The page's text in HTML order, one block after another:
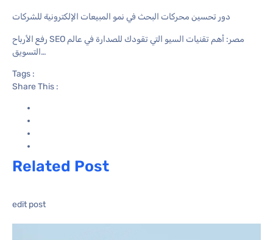
دور تحسين محركات البحث في نمو المبيعات الإلكترونية للشركات
رفع الأرباح SEO مصر: أهم تقنيات السيو التي تقودك للصدارة في عالم
التسويق…
Tags :
Share This :
Related Post
edit post